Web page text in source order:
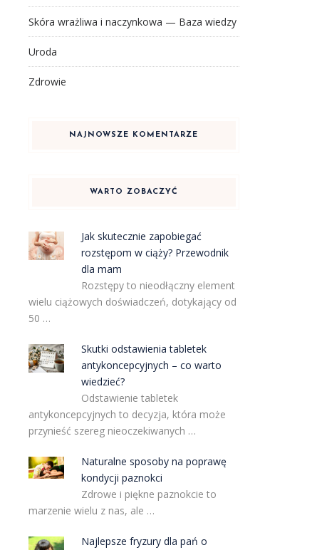
Skóra wrażliwa i naczynkowa — Baza wiedzy
Uroda
Zdrowie
NAJNOWSZE KOMENTARZE
WARTO ZOBACZYĆ
Jak skutecznie zapobiegać
rozstępom w ciąży? Przewodnik
dla mam
Rozstępy to nieodłączny element
wielu ciążowych doświadczeń, dotykający od
50 …
Skutki odstawienia tabletek
antykoncepcyjnych – co warto
wiedzieć?
Odstawienie tabletek
antykoncepcyjnych to decyzja, która może
przynieść szereg nieoczekiwanych …
Naturalne sposoby na poprawę
kondycji paznokci
Zdrowe i piękne paznokcie to
marzenie wielu z nas, ale …
Najlepsze fryzury dla pań o